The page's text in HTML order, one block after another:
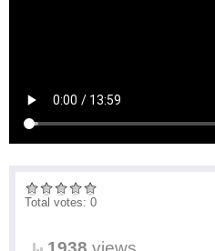
Total votes: 0